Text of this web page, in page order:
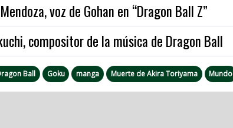
voz de Gohan en “Dragon Ball Z”
compositor de la música de Dragon Ball
Ball Goku manga Muerte de Akira Toriyama Mundo